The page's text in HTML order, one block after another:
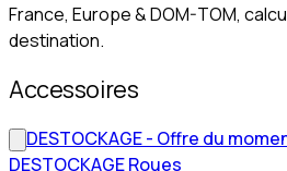
France, Europe & DOM-TOM,
destination.
Accessoires
DESTOCKAGE - Offre du
DESTOCKAGE Roues